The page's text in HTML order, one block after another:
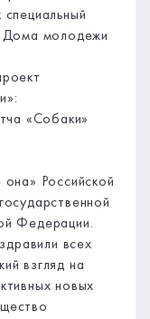
Дома молодежи
«Собаки»
Российской
Федерации.
всех
взгляд на
новых